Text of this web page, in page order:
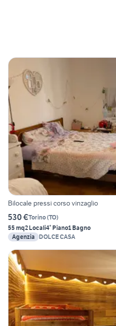
Bilocale pressi corso vinzaglio
530 €Torino(TO)
55 mq2 Locali4° Piano1 Bagno
Agenzia
DOLCE CASA